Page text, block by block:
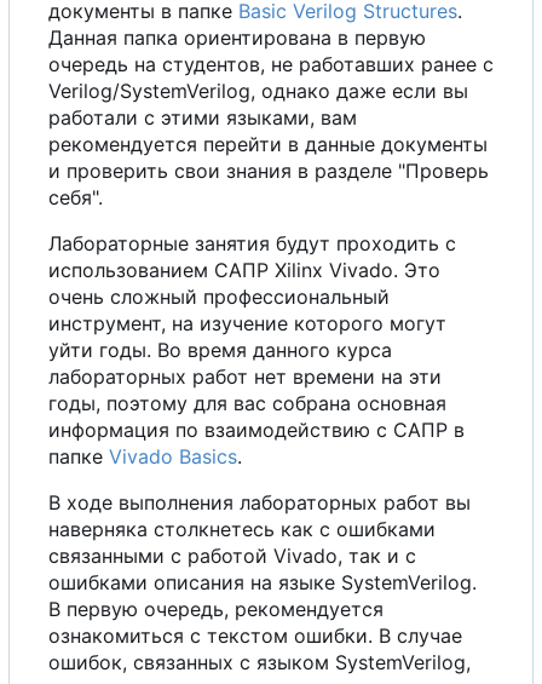
документы в папке Basic Verilog Structures.
Данная папка ориентирована в первую
очередь на студентов, не работавших ранее с
Verilog/SystemVerilog, однако даже если вы
работали с этими языками, вам
рекомендуется перейти в данные документы
и проверить свои знания в разделе "Проверь
себя".
Лабораторные занятия будут проходить с
использованием САПР Xilinx Vivado. Это
очень сложный профессиональный
инструмент, на изучение которого могут
уйти годы. Во время данного курса
лабораторных работ нет времени на эти
годы, поэтому для вас собрана основная
информация по взаимодействию с САПР в
папке Vivado Basics.
В ходе выполнения лабораторных работ вы
наверняка столкнетесь как с ошибками
связанными с работой Vivado, так и с
ошибками описания на языке SystemVerilog.
В первую очередь, рекомендуется
ознакомиться с текстом ошибки. В случае
ошибок, связанных с языком SystemVerilog,